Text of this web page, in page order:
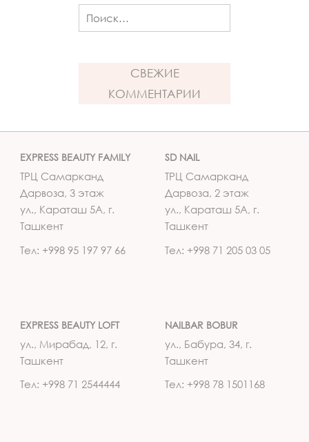
Найти:
СВЕЖИЕ
КОММЕНТАРИИ
EXPRESS BEAUTY FAMILY
ТРЦ Самарканд
Дарвоза, 3 этаж
ул., Караташ 5А, г.
Ташкент
Тел: +998 95 197 97 66
SD NAIL
ТРЦ Самарканд
Дарвоза, 2 этаж
ул., Караташ 5А, г.
Ташкент
Тел: +998 71 205 03 05
EXPRESS BEAUTY LOFT
ул., Мирабад, 12, г.
Ташкент
Тел: +998 71 2544444
NAILBAR BOBUR
ул., Бабура, 34, г.
Ташкент
Тел: +998 78 1501168